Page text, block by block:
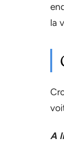
la
A